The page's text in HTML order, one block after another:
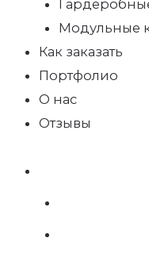
Модульные
Как заказать
Портфолио
О нас
Отзывы